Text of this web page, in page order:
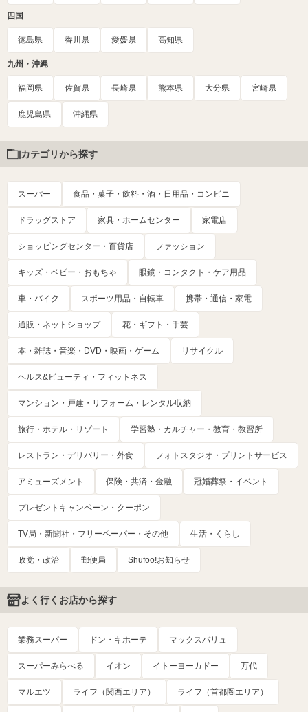
四国
徳島県 香川県 愛媛県 高知県
九州・沖縄
福岡県 佐賀県 長崎県 熊本県 大分県 宮崎県
鹿児島県 沖縄県
カテゴリから探す
スーパー 食品・菓子・飲料・酒・日用品・コンビニ
ドラッグストア 家具・ホームセンター 家電店
ショッピングセンター・百貨店 ファッション
キッズ・ベビー・おもちゃ 眼鏡・コンタクト・ケア用品
車・バイク スポーツ用品・自転車 携帯・通信・家電
通販・ネットショップ 花・ギフト・手芸
本・雑誌・音楽・DVD・映画・ゲーム リサイクル
ヘルス&ビューティ・フィットネス
マンション・戸建・リフォーム・レンタル収納
旅行・ホテル・リゾート 学習塾・カルチャー・教育・教習所
レストラン・デリバリー・外食 フォトスタジオ・プリントサービス
アミューズメント 保険・共済・金融 冠婚葬祭・イベント
プレゼントキャンペーン・クーポン
TV局・新聞社・フリーペーパー・その他 生活・くらし
政党・政治 郵便局 Shufoo!お知らせ
よく行くお店から探す
業務スーパー ドン・キホーテ マックスバリュ
スーパーみらべる イオン イトーヨーカドー 万代
マルエツ ライフ（関西エリア） ライフ（首都圏エリア）